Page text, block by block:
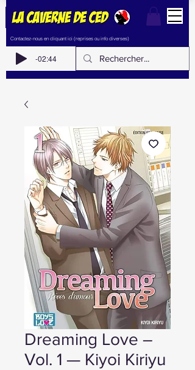
Contactez-nous en cliquant ici (reprises ou info diverses)
-02:44
Dreaming Love –
Vol. 1 — Kiyoi Kiriyu